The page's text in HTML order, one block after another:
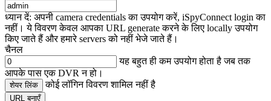
ध्यान दें: अपनी camera credentials का उपयोग करें, iSpyConnect login का
नहीं। ये विवरण केवल आपका URL generate करने के लिए locally उपयोग
किए जाते हैं और हमारे servers को नहीं भेजे जाते हैं।
चैनल
यह बहुत ही कम उपयोग होता है जब तक
आपके पास एक DVR न हो।
शेयर लिंक कोई लॉगिन विवरण शामिल नहीं है
URL बनाएँ